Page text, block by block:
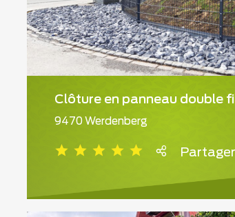
Clôture en panneau double
9470 Werdenberg
Partager